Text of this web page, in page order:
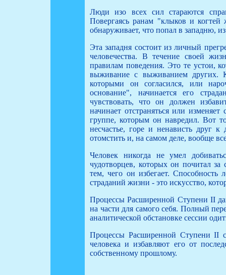
Люди изо всех сил стараются
Повергаясь ранам "клыков и
обнаруживает, что попал в западню,
Эта западня состоит из личный
человечества. В течение своей
правилам поведения. Это те устои,
выживание с выживанием других.
которыми он согласился, или
основание", начинается его
чувствовать, что он должен
начинает отстраняться или
группе, которым он навредил. Вот
несчастье, горе и ненависть друг
отомстить и, на самом деле, вообще
Человек никогда не умел
чудотворцев, которых он почитал за
тем, чего он избегает. Способность
страданий жизни - это искусство,
Процессы Расширенной Ступени II
на части для самого себя. Полный
аналитической обстановке сессии
Процессы Расширенной Ступени II
человека и избавляют его от
собственному прошлому.